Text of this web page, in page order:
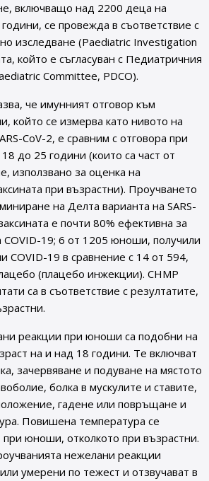
включващо над 2200 деца на
се провежда в съответствие с
изследване (Paediatric Investigation
който е съгласуван с Педиатричния
Committee, PDCO).
че имунният отговор към
който се измерва като нивото на
CoV-2, е сравним с отговора при
до 25 години (които са част от
използвано за оценка на
при възрастни). Проучването
на Делта варианта на SARS-
е почти 80% ефективна за
COVID-19; 6 от 1205 юноши, получили
COVID-19 в сравнение с 14 от 594,
(плацебо инжекции). CHMP
са в съответствие с резултатите,
реакции при юноши са подобни на
на и над 18 години. Те включват
зачервяване и подуване на мястото
болка в мускулите и ставите,
гадене или повръщане и
Повишена температура се
юноши, отколкото при възрастни.
нежелани реакции
умерени по тежест и отзвучават в